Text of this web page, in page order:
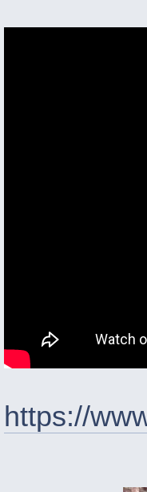
https://